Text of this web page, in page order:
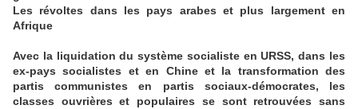
Les révoltes dans les pays arabes et plus largement en
Afrique
Avec la liquidation du système socialiste en URSS, dans les
ex-pays socialistes et en Chine et la transformation des
partis communistes en partis sociaux-démocrates, les
classes ouvrières et populaires se sont retrouvées sans